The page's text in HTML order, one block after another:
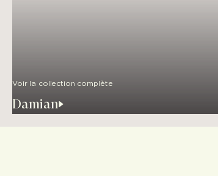
Voir la collection complète
Damian